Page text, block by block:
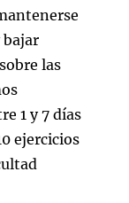
bajar
las
1 y 7 días
ejercicios